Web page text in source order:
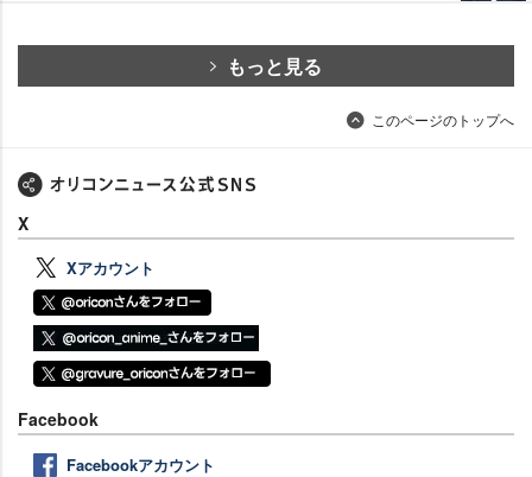
もっと見る
このページのトップへ
X
Xアカウント
Facebook
Facebookアカウント